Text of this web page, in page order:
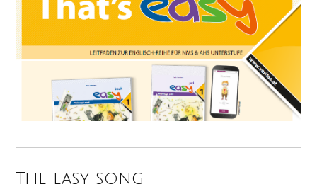
The easy song